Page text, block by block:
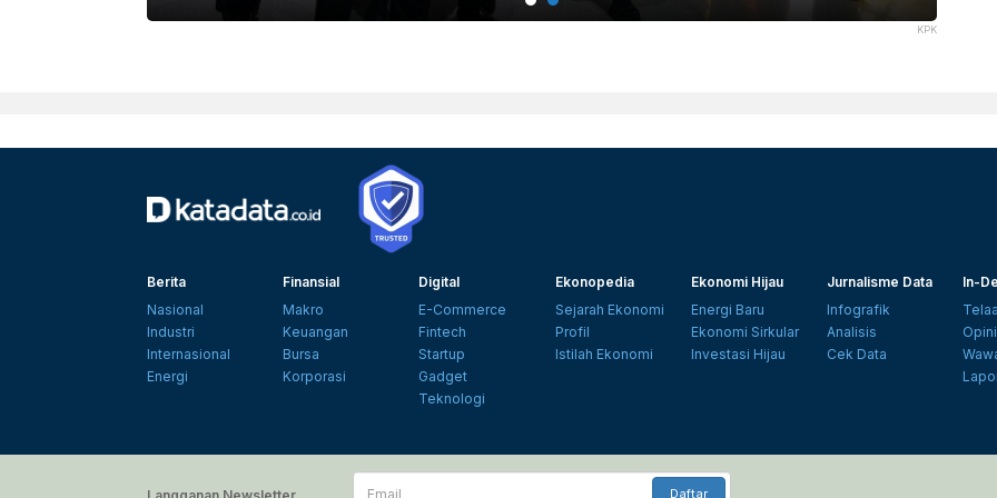
KPK
Berita
Nasional
Industri
Internasional
Energi
Finansial
Makro
Keuangan
Bursa
Korporasi
Digital
E-Commerce
Fintech
Startup
Gadget
Teknologi
Ekonopedia
Sejarah Ekonomi
Profil
Istilah Ekonomi
Ekonomi Hijau
Energi Baru
Ekonomi Sirkular
Investasi Hijau
Jurnalisme Data
Infografik
Analisis
Cek Data
In-
Opini
Email
Daftar